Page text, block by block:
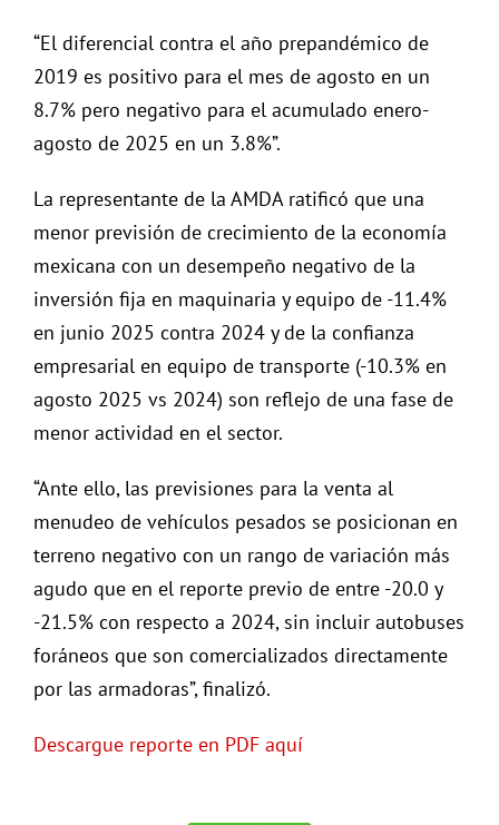
“El diferencial contra el año prepandémico de
2019 es positivo para el mes de agosto en un
8.7% pero negativo para el acumulado enero-
agosto de 2025 en un 3.8%”.
La representante de la AMDA ratificó que una
menor previsión de crecimiento de la economía
mexicana con un desempeño negativo de la
inversión fija en maquinaria y equipo de -11.4%
en junio 2025 contra 2024 y de la confianza
empresarial en equipo de transporte (-10.3% en
agosto 2025 vs 2024) son reflejo de una fase de
menor actividad en el sector.
“Ante ello, las previsiones para la venta al
menudeo de vehículos pesados se posicionan en
terreno negativo con un rango de variación más
agudo que en el reporte previo de entre -20.0 y
-21.5% con respecto a 2024, sin incluir autobuses
foráneos que son comercializados directamente
por las armadoras”, finalizó.
Descargue reporte en PDF aquí